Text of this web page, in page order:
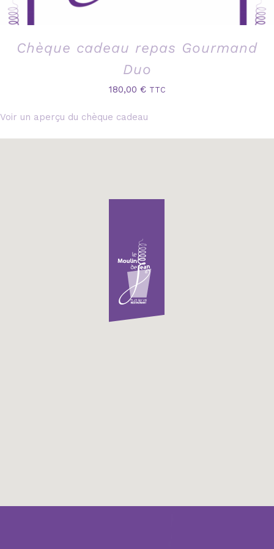
Chèque cadeau repas Gourmand
Duo
180,00 € TTC
Voir un aperçu du chèque cadeau